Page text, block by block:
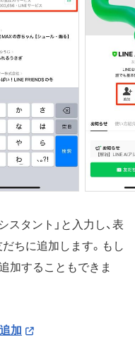
スタント」と入力し、表
ちに追加します。もし
加することもできま
加